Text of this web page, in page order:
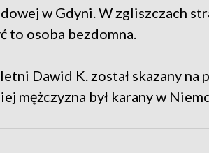
w Gdyni. W zgliszczach
to osoba bezdomna.
Dawid K. został skazany na
mężczyzna był karany w